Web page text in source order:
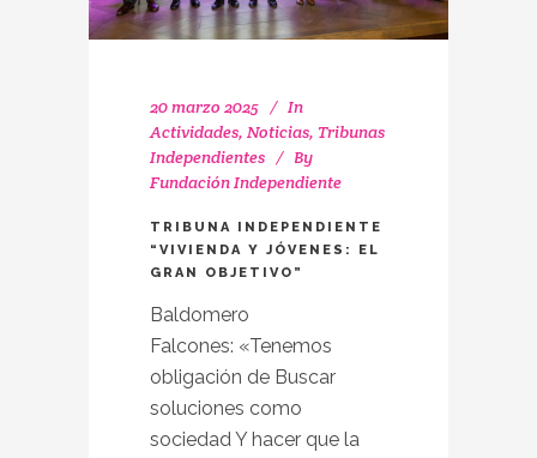
20 marzo 2025
In
Actividades, Noticias, Tribunas
Independientes
By
Fundación Independiente
TRIBUNA INDEPENDIENTE
“VIVIENDA Y JÓVENES: EL
GRAN OBJETIVO”
Baldomero
Falcones: «Tenemos
obligación de Buscar
soluciones como
sociedad Y hacer que la